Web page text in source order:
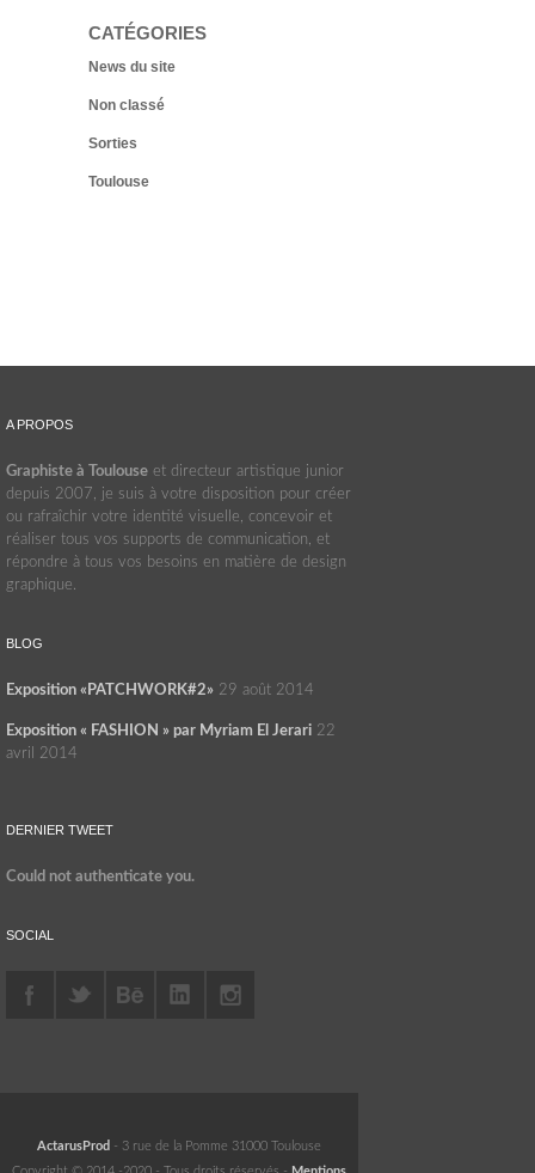
CATÉGORIES
News du site
Non classé
Sorties
Toulouse
A PROPOS
Graphiste à Toulouse et directeur artistique junior
depuis 2007, je suis à votre disposition pour créer
ou rafraîchir votre identité visuelle, concevoir et
réaliser tous vos supports de communication, et
répondre à tous vos besoins en matière de design
graphique.
BLOG
Exposition «PATCHWORK#2» 29 août 2014
Exposition « FASHION » par Myriam El Jerari 22
avril 2014
DERNIER TWEET
Could not authenticate you.
SOCIAL
ActarusProd - 3 rue de la Pomme 31000 Toulouse